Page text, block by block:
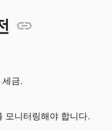
금.
모니터링해야 합니다.